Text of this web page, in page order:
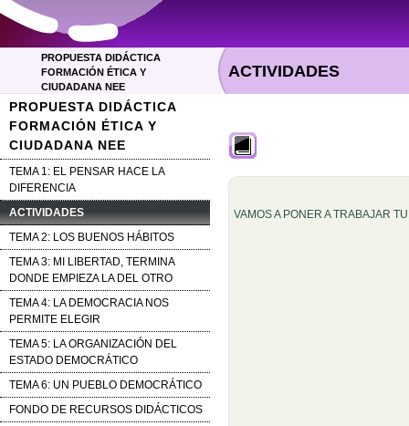
PROPUESTA DIDÁCTICA
FORMACIÓN ÉTICA Y
CIUDADANA NEE
PROPUESTA DIDÁCTICA
FORMACIÓN ÉTICA Y
CIUDADANA NEE
TEMA 1: EL PENSAR HACE LA
DIFERENCIA
ACTIVIDADES
TEMA 2: LOS BUENOS HÁBITOS
TEMA 3: MI LIBERTAD, TERMINA
DONDE EMPIEZA LA DEL OTRO
TEMA 4: LA DEMOCRACIA NOS
PERMITE ELEGIR
TEMA 5: LA ORGANIZACIÓN DEL
ESTADO DEMOCRÁTICO
TEMA 6: UN PUEBLO DEMOCRÁTICO
FONDO DE RECURSOS DIDÁCTICOS
ACTIVIDADES
VAMOS A PONER A TRABAJAR